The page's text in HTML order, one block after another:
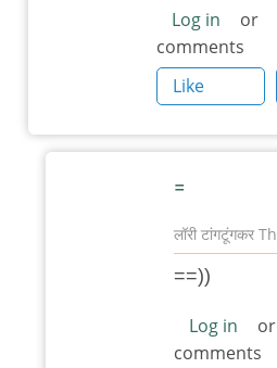
हिमाल
प्रकाशन
by
३_१४
विक्षिप्त
Log in or
comments
Like
=
लॉरी टांगटूंगकर
reply
नेपाळमधल्या
==))
Log in or
comments